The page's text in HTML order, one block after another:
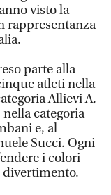
visto la
rappresentanza
parte alla
atleti nella
Allievi A,
nella categoria
e, al
Succi. Ogni
i colori
divertimento.